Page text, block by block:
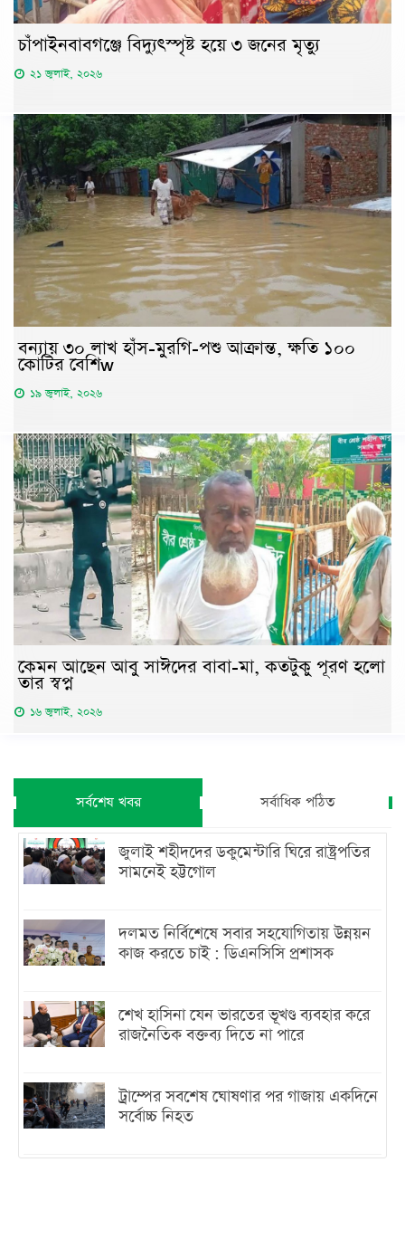
চাঁপাইনবাবগঞ্জে বিদ্যুৎস্পৃষ্ট হয়ে ৩ জনের মৃত্যু
২১ জুলাই, ২০২৬
বন্যায় ৩০ লাখ হাঁস-মুরগি-পশু আক্রান্ত, ক্ষতি ১০০
কোটির বেশিw
১৯ জুলাই, ২০২৬
কেমন আছেন আবু সাঈদের বাবা-মা, কতটুকু পূরণ হলো
তার স্বপ্ন
১৬ জুলাই, ২০২৬
সর্বশেষ খবর সর্বাধিক পঠিত
জুলাই শহীদদের ডকুমেন্টারি ঘিরে রাষ্ট্রপতির
সামনেই হট্টগোল
দলমত নির্বিশেষে সবার সহযোগিতায় উন্নয়ন
কাজ করতে চাই : ডিএনসিসি প্রশাসক
শেখ হাসিনা যেন ভারতের ভূখণ্ড ব্যবহার করে
রাজনৈতিক বক্তব্য দিতে না পারে
ট্রাম্পের সবশেষ ঘোষণার পর গাজায় একদিনে
সর্বোচ্চ নিহত